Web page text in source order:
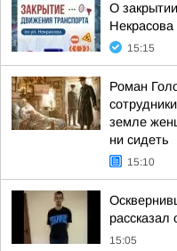
О
Некрасова
15:15
Роман
земле
ни сидеть
15:10
рассказал
15:05